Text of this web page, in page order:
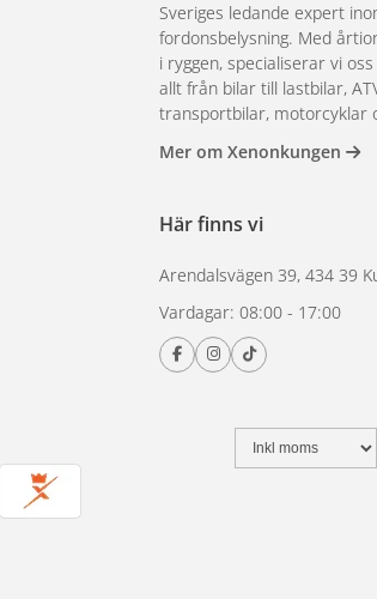
Sveriges ledande expert
fordonsbelysning. Med
i ryggen, specialiserar vi
allt från bilar till lastbilar,
transportbilar, motorcyklar
Mer om Xenonkungen
Här finns vi
Arendalsvägen 39, 434 39
Vardagar: 08:00 - 17:00